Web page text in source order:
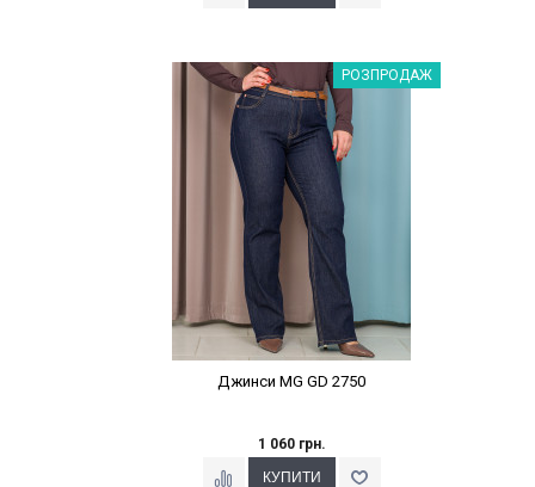
Наклейки Варіант з %РОЗПРОДАЖ
Джинси MG GD 2750
1 060 грн.